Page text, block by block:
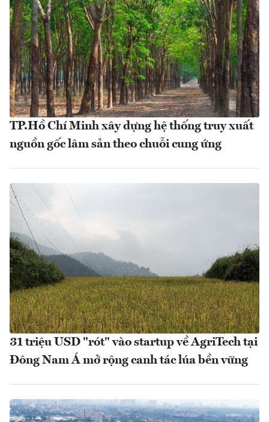
TP.Hồ Chí Minh xây dựng hệ thống truy xuất
nguồn gốc lâm sản theo chuỗi cung ứng
31 triệu USD "rót" vào startup về AgriTech tại
Đông Nam Á mở rộng canh tác lúa bền vững